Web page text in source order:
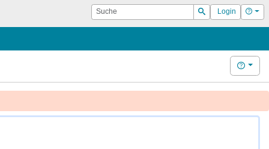
Suche
Suchen
Login Hilfe
Hilfe